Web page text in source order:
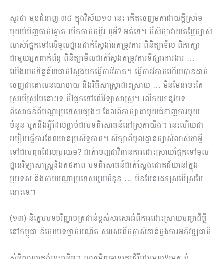
សួរថា មុខជំនាញ ៣៨ ក្នុងវិស័យ១០ នេះ កើតចេញមកដោយក្ដីស្រមៃ
ឬយប់មិញចាក់ឆ្នោត បើកចាក់គម្ពីរ ឬអី? អត់ទេ។ គឺសិក្សាវាយតម្លៃច្បាស់
លាស់ផ្អែកទៅលើមូលដ្ឋានជាក់ស្ដែងនៃតម្រូវការ ពិនិត្យមើល ពិភាក្សា
ជាមួយអ្នកពាក់ព័ន្ធ ពិនិត្យមើលជាក់ស្ដែងតម្រូវការទីផ្សារការងារ …
យើងយកទិន្នន័យជាក់​ស្ដែងមកធ្វើការវិភាគ​។ ធ្វើការវិភាគហើយបានដាក់
ចេញជាគោលនយោបាយ និងវិធីសាស្រ្តដោះស្រាយ … មិនមែនចេះតែ
ស្រមើស្រមៃនោះទេ គឺផ្អែកទៅលើវិទ្យាសាស្រ្ត។ លើកយកនូវបទ
ពិសោធន៍ពីបណ្ដាប្រទេសផ្សេងៗ ដែលពិភាក្សាជា​មួយជំនាញការមួយ
ចំនួន បូកនឹងអ្វីដែលធ្លាប់ជាបទពិសោធន៍នៅស្រុកយើង។ នេះហើយជា
របៀបធ្វើការដែលមានប្រសិទ្ធភាព។ សិក្សាពីមូលដ្ឋានច្បាស់លាស់ថាអ្វី
ទៅជាបញ្ហាដែលប្រឈម? ដាក់ចេញជាវិធានការដោះស្រាយផ្អែកទៅមូល
ដ្ឋានវិទ្យាសាស្រ្តនិងតថភាព បទពិសោធន៍ជាក់ស្ដែងជោគជ័យនៅក្នុង
ប្រទេស និងតាមបណ្ដាប្រទេសមួយចំនួន … មិនមែនដេកស្រមើស្រមៃ
នោះទេ។
(១៣) និក្ខេបបទបរិញ្ញាបត្រជាន់ខ្ពស់សរសេរអំពីការដោះស្រាយបញ្ហាដីធ្លី
នៅកម្ពុជា និក្ខេបបទថ្នាក់បណ្ឌិត សរសេរពីកត្តាសំខាន់ក្នុងការអភិវឌ្ឍជាតិ